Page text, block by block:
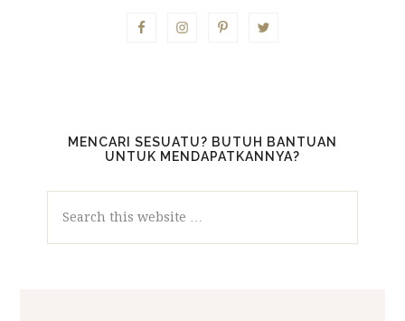
MENCARI SESUATU? BUTUH BANTUAN
UNTUK MENDAPATKANNYA?